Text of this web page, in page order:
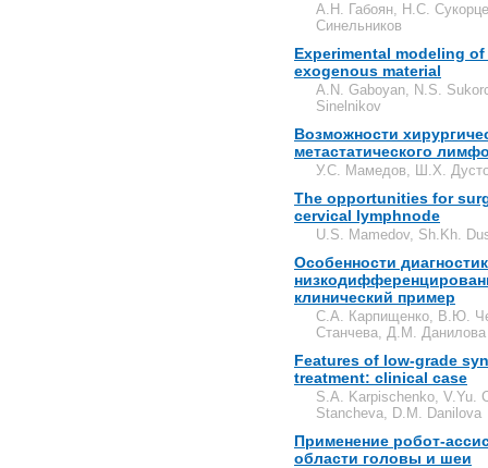
А.Н. Габоян, Н.С.
Синельников
Experimental modeling
exogenous material
A.N. Gaboyan, N.S.
Sinelnikov
Возможности
метастатического
У.С. Мамедов, Ш.Х.
The opportunities for
cervical lymphnode
U.S. Mamedov, Sh.Kh.
Особенности
клинический пример
С.А. Карпищенко, В.Ю.
Станчева, Д.М. Данилова
Features of low-grade
treatment: clinical case
S.A. Karpischenko, V.Yu.
Stancheva, D.M. Danilova
Применение робот-
области головы и шеи